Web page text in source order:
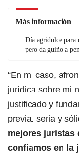
Más información
Día agridulce para
pero da guiño a
“En mi caso,
jurídica sobre mi
justificado y
previa, seria y
mejores juristas
confiamos en la